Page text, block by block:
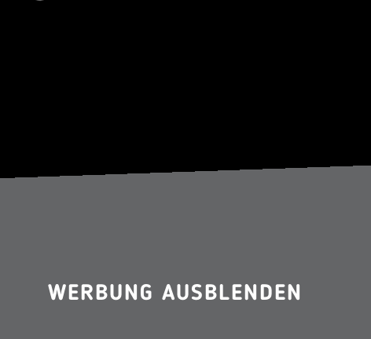
WERBUNG AUSBLENDEN